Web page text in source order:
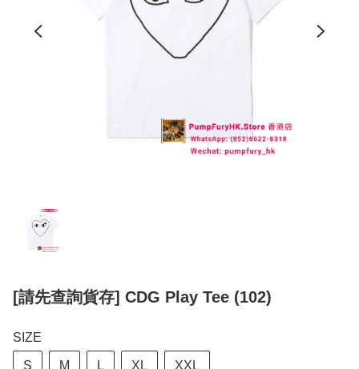
[請先查詢貨存] CDG Play Tee (102)
SIZE
S M L XL XXL